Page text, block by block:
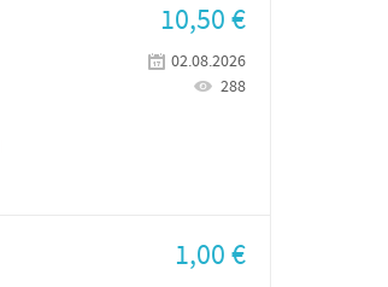
10,50€
02.08.2026
288
1,00€